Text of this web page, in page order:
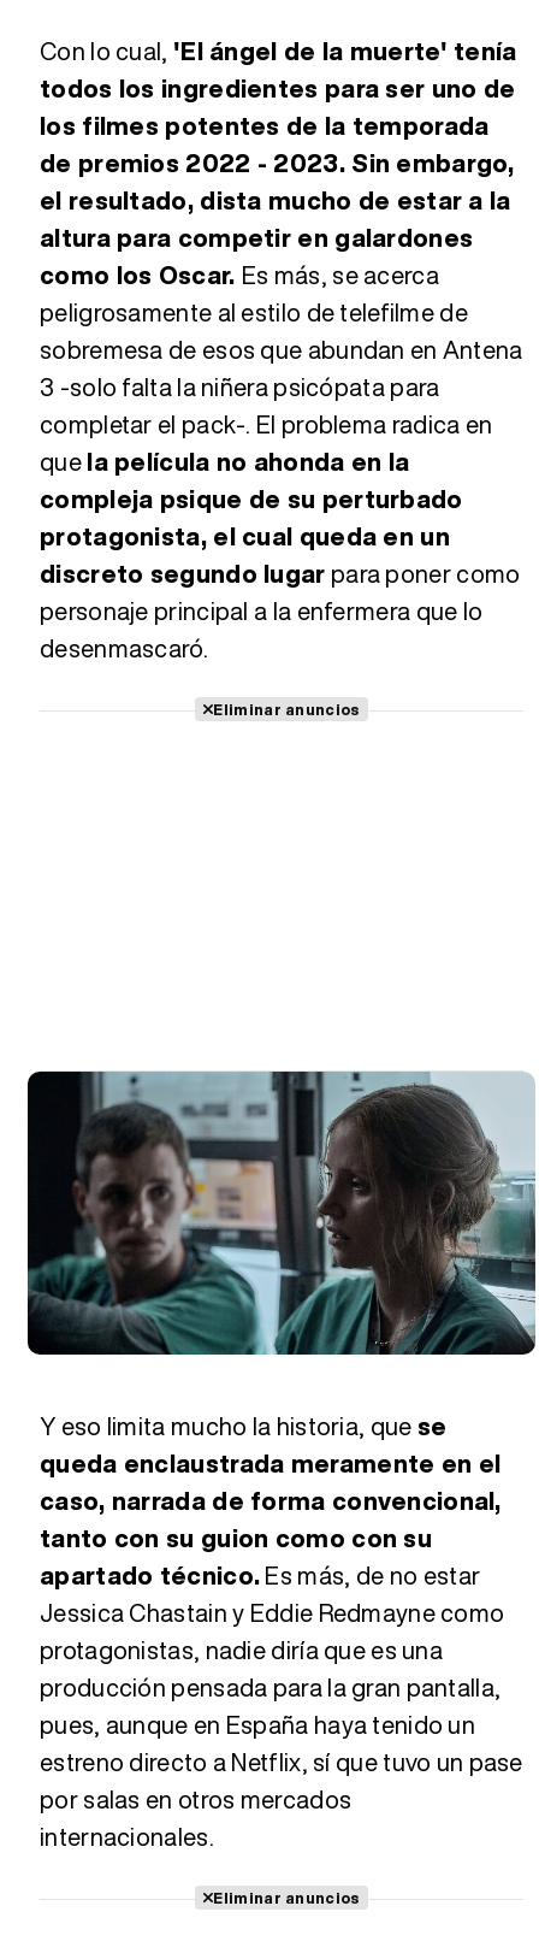
Con lo cual, 'El ángel de la muerte' tenía
todos los ingredientes para ser uno de
los filmes potentes de la temporada
de premios 2022 - 2023. Sin embargo,
el resultado, dista mucho de estar a la
altura para competir en galardones
como los Oscar. Es más, se acerca
peligrosamente al estilo de telefilme de
sobremesa de esos que abundan en Antena
3 -solo falta la niñera psicópata para
completar el pack-. El problema radica en
quela película no ahonda en la
compleja psique de su perturbado
protagonista, el cual queda en un
discreto segundo lugar para poner como
personaje principal a la enfermera que lo
desenmascaró.
Eliminar anuncios
Y eso limita mucho la historia, que se
queda enclaustrada meramente en el
caso, narrada de forma convencional,
tanto con su guion como con su
apartado técnico.Es más, de no estar
Jessica Chastain y Eddie Redmayne como
protagonistas, nadie diría que es una
producción pensada para la gran pantalla,
pues, aunque en España haya tenido un
estreno directo a Netflix, sí que tuvo un pase
por salas en otros mercados
internacionales.
Eliminar anuncios